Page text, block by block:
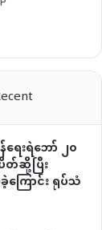
ေးရဲဘော် ၂၀
တ်ဆို့ပြီး
ြောင်း ရုပ်သံ